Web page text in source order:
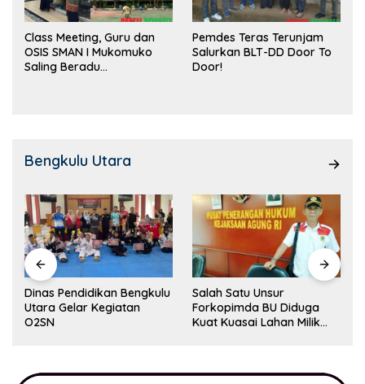
Class Meeting, Guru dan
OSIS SMAN I Mukomuko
Saling Beradu
Pemdes Teras Terunjam
Salurkan BLT-DD Door To
Door!
Bengkulu Utara
Dinas Pendidikan Bengkulu
Utara Gelar Kegiatan
O2SN
Salah Satu Unsur
Forkopimda BU Diduga
Kuat Kuasai Lahan Milik